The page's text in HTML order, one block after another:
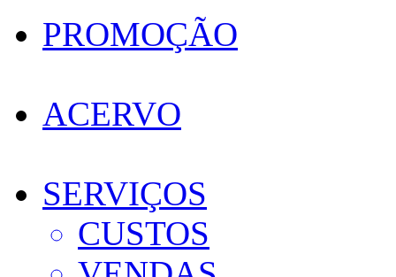
PROMOÇÃO
ACERVO
SERVIÇOS
CUSTOS